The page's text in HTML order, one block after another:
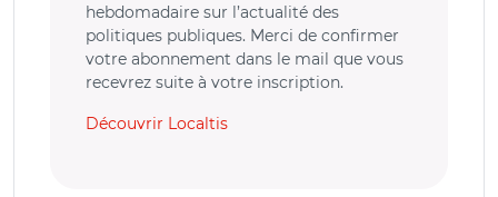
hebdomadaire sur l’actualité des
politiques publiques. Merci de confirmer
votre abonnement dans le mail que vous
recevrez suite à votre inscription.
Découvrir Localtis